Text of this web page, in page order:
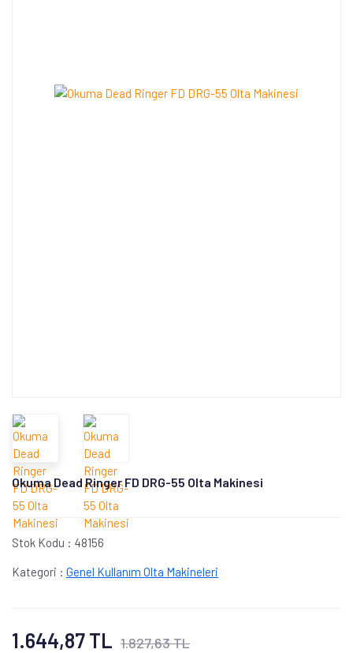
Okuma Dead Ringer FD DRG-55 Olta Makinesi
Stok Kodu : 48156
Kategori : Genel Kullanım Olta Makineleri
1.644,87 TL 1.827,63 TL